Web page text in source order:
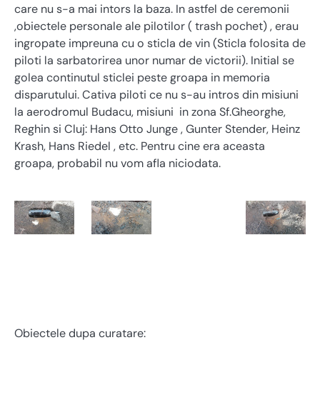
care nu s-a mai intors la baza. In astfel de ceremonii
,obiectele personale ale pilotilor ( trash pochet) , erau
ingropate impreuna cu o sticla de vin (Sticla folosita de
piloti la sarbatorirea unor numar de victorii). Initial se
golea continutul sticlei peste groapa in memoria
disparutului. Cativa piloti ce nu s-au intros din misiuni
la aerodromul Budacu, misiuni in zona Sf.Gheorghe,
Reghin si Cluj: Hans Otto Junge , Gunter Stender, Heinz
Krash, Hans Riedel , etc. Pentru cine era aceasta
groapa, probabil nu vom afla niciodata.
Obiectele dupa curatare: